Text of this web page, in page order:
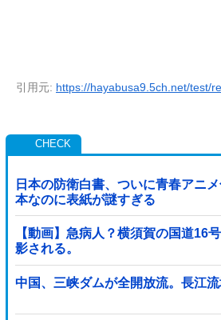
引用元: https://hayabusa9.5ch.net/test/
日本の防衛白書、ついに青春アニ
本なのに表紙が謎すぎる
【動画】急病人？横須賀の国道16
影される。
中国、三峡ダムが全開放流。長江